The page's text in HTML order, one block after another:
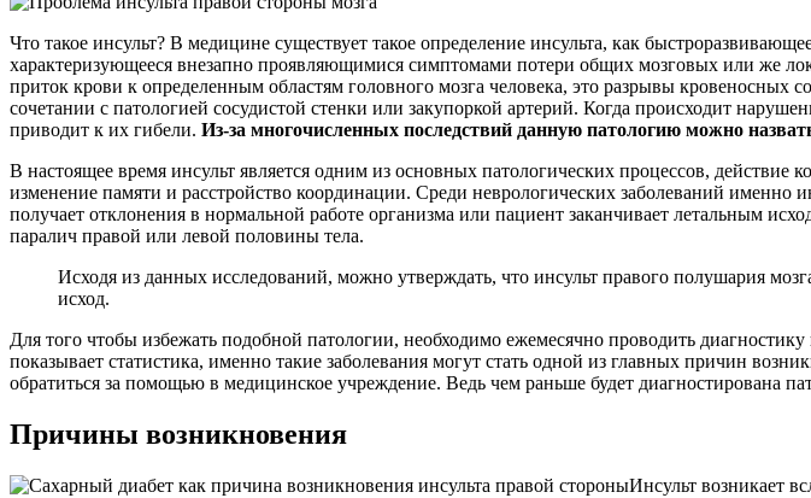
Что такое инсульт? В медицине существует такое определение инсульта, как
характеризующееся внезапно проявляющимися симптомами потери общих мозговых или же
приток крови к определенным областям головного мозга человека, это разрывы кровеносных
сочетании с патологией сосудистой стенки или закупоркой артерий. Когда происходит
приводит к их гибели. Из-за многочисленных последствий данную патологию можно
В настоящее время инсульт является одним из основных патологических процессов,
изменение памяти и расстройство координации. Среди неврологических заболеваний именно
получает отклонения в нормальной работе организма или пациент заканчивает летальным
паралич правой или левой половины тела.
Исходя из данных исследований, можно утверждать, что инсульт правого полушария
исход.
Для того чтобы избежать подобной патологии, необходимо ежемесячно проводить
показывает статистика, именно такие заболевания могут стать одной из главных причин
обратиться за помощью в медицинское учреждение. Ведь чем раньше будет диагностирована
Причины возникновения
Инсульт возникает